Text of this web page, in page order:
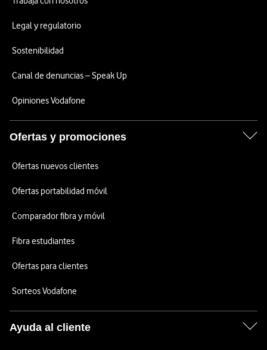
Legal y regulatorio
Sostenibilidad
Canal de denuncias – Speak Up
Opiniones Vodafone
Ofertas y promociones
Ofertas nuevos clientes
Ofertas portabilidad móvil
Comparador fibra y móvil
Fibra estudiantes
Ofertas para clientes
Sorteos Vodafone
Ayuda al cliente